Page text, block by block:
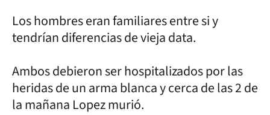
Los hombres eran familiares entre si y
tendrían diferencias de vieja data.
Ambos debieron ser hospitalizados por las
heridas de un arma blanca y cerca de las 2 de
la mañana Lopez murió.